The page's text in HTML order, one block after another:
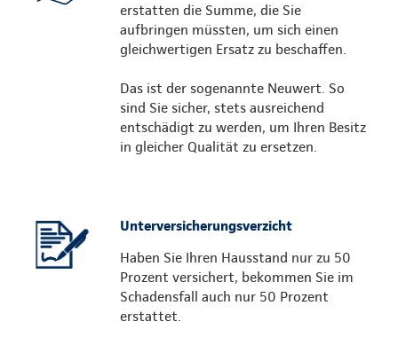
erstatten die Summe, die Sie
aufbringen müssten, um sich einen
gleichwertigen Ersatz zu beschaffen.
Das ist der sogenannte Neuwert. So
sind Sie sicher, stets ausreichend
entschädigt zu werden, um Ihren Besitz
in gleicher Qualität zu ersetzen.
Unterversicherungsverzicht
Haben Sie Ihren Hausstand nur zu 50
Prozent versichert, bekommen Sie im
Schadensfall auch nur 50 Prozent
erstattet.